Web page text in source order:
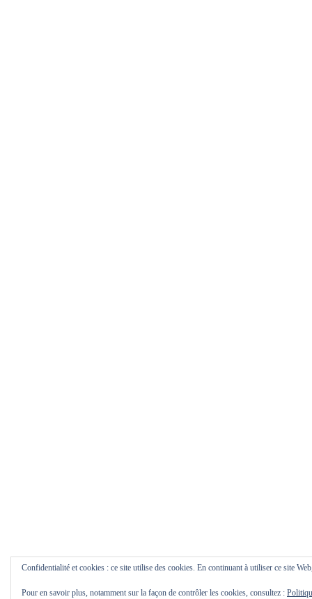
Confidentialité et cookies : ce site utilise des cookies. En continuant à utiliser ce site
Pour en savoir plus, notamment sur la façon de contrôler les cookies, consultez :